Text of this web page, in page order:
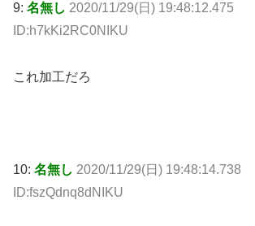
9: 名無し 2020/11/29(日) 19:48:12.475
ID:h7kKi2RC0NIKU
これ加工だろ
10: 名無し 2020/11/29(日) 19:48:14.738
ID:fszQdnq8dNIKU